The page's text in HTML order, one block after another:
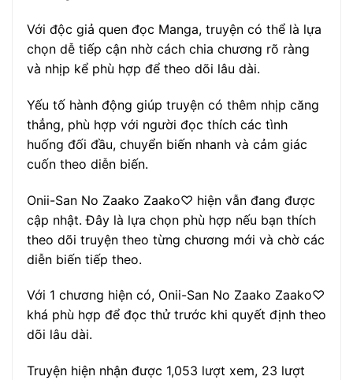
Với độc giả quen đọc Manga, truyện có thể là lựa
chọn dễ tiếp cận nhờ cách chia chương rõ ràng
và nhịp kể phù hợp để theo dõi lâu dài.
Yếu tố hành động giúp truyện có thêm nhịp căng
thẳng, phù hợp với người đọc thích các tình
huống đối đầu, chuyển biến nhanh và cảm giác
cuốn theo diễn biến.
Onii-San No Zaako Zaako♡ hiện vẫn đang được
cập nhật. Đây là lựa chọn phù hợp nếu bạn thích
theo dõi truyện theo từng chương mới và chờ các
diễn biến tiếp theo.
Với 1 chương hiện có, Onii-San No Zaako Zaako♡
khá phù hợp để đọc thử trước khi quyết định theo
dõi lâu dài.
Truyện hiện nhận được 1,053 lượt xem, 23 lượt